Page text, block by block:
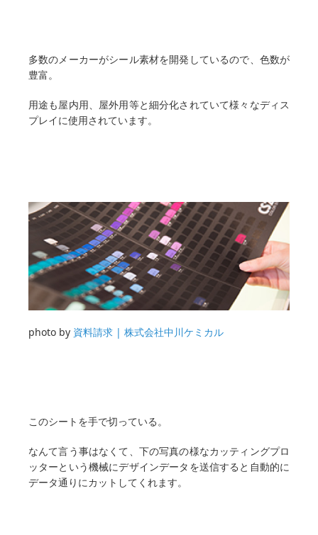
多数のメーカーがシール素材を開発しているので、色数が
豊富。
用途も屋内用、屋外用等と細分化されていて様々なディス
プレイに使用されています。
photo by 資料請求 | 株式会社中川ケミカル
このシートを手で切っている。
なんて言う事はなくて、下の写真の様なカッティングプロ
ッターという機械にデザインデータを送信すると自動的に
データ通りにカットしてくれます。